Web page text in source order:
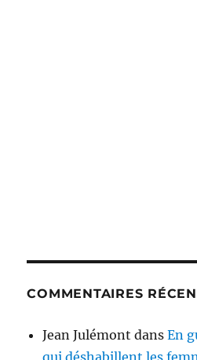
COMMENTAIRES
Jean Julémont dansEn